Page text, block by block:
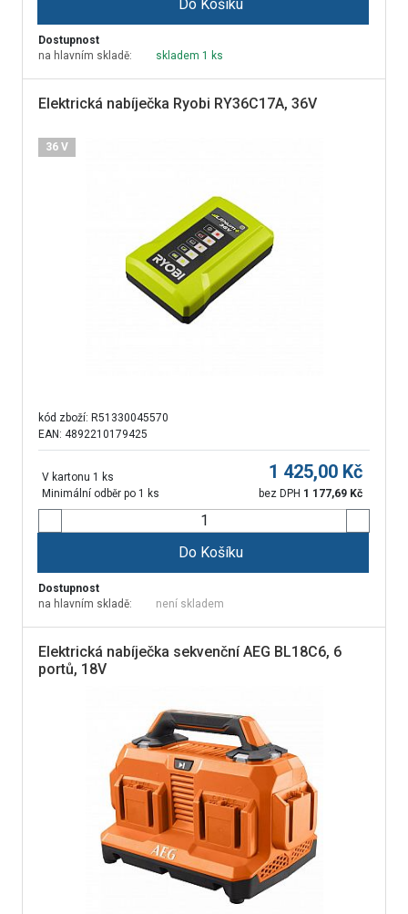
Do Košíku
Dostupnost
na hlavním skladě:
skladem 1 ks
Elektrická nabíječka Ryobi RY36C17A, 36V
36 V
kód zboží: R51330045570
EAN: 4892210179425
V kartonu 1 ks
Minimální odběr po 1 ks
1 425,00 Kč
bez DPH 1 177,69 Kč
Do Košíku
Dostupnost
na hlavním skladě:
není skladem
Elektrická nabíječka sekvenční AEG BL18C6, 6
portů, 18V